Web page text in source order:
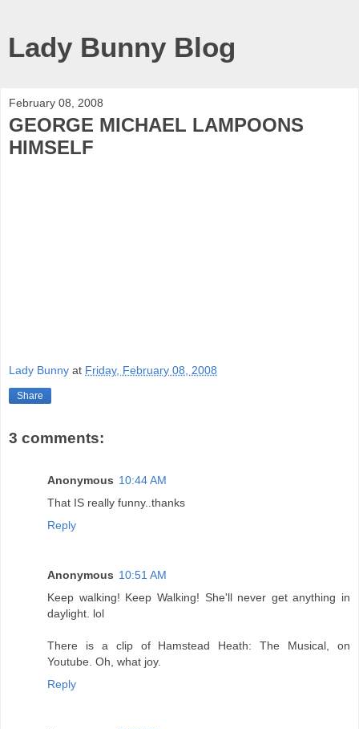
Lady Bunny Blog
February 08, 2008
GEORGE MICHAEL LAMPOONS
HIMSELF
Lady Bunny at Friday, February 08, 2008
Share
3 comments:
Anonymous 10:44 AM
That IS really funny..thanks
Reply
Anonymous 10:51 AM
Keep walking! Keep Walking! She'll never get anything in
daylight. lol
There is a clip of Hamstead Heath: The Musical, on
Youtube. Oh, what joy.
Reply